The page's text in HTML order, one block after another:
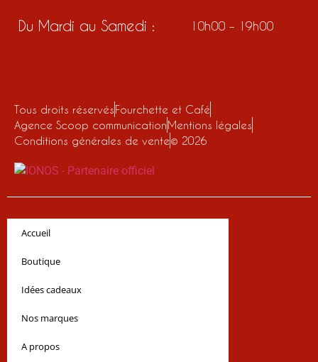
Du Mardi au Samedi : 10h00 – 19h00
Tous droits réservésFourchette et Café
Agence Scoop communicationMentions légales
Conditions générales de vente© 2026
Accueil
Boutique
Idées cadeaux
Nos marques
A propos